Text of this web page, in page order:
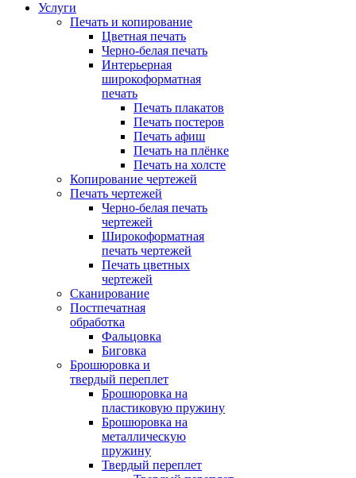
Услуги
Печать и копирование
Цветная печать
Черно-белая печать
Интерьерная
широкоформатная
печать
Печать плакатов
Печать постеров
Печать афиш
Печать на плёнке
Печать на холсте
Копирование чертежей
Печать чертежей
Черно-белая печать
чертежей
Широкоформатная
печать чертежей
Печать цветных
чертежей
Сканирование
Постпечатная
обработка
Фальцовка
Биговка
Брошюровка и
твердый переплет
Брошюровка на
пластиковую пружину
Брошюровка на
металлическую
пружину
Твердый переплет